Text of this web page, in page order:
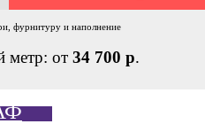
фурнитуру и наполнение
метр: от 34 700 р.